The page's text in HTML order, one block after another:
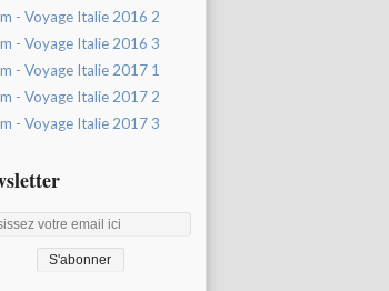
- Voyage Italie 2016 2
- Voyage Italie 2016 3
- Voyage Italie 2017 1
- Voyage Italie 2017 2
- Voyage Italie 2017 3